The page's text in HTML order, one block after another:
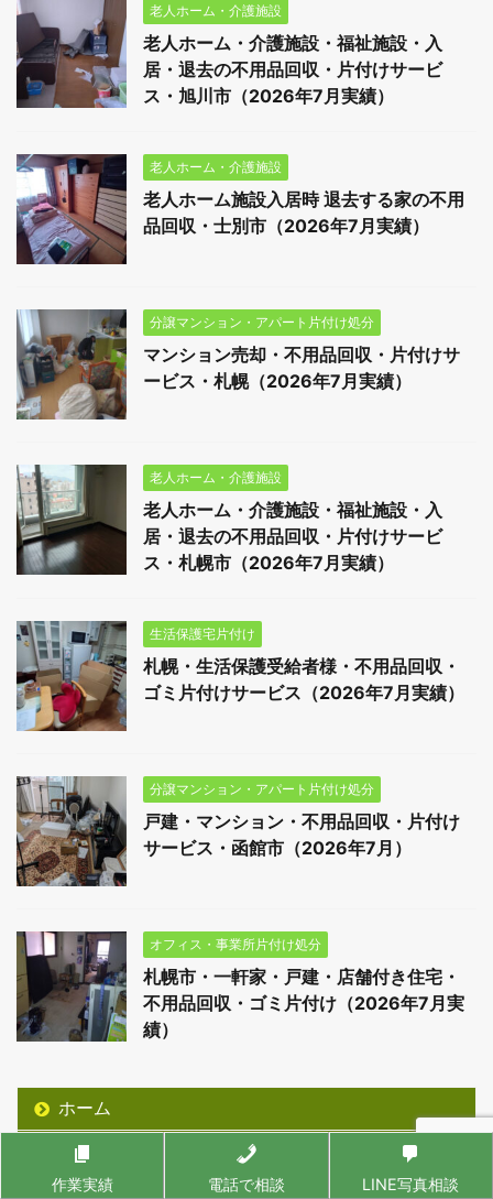
老人ホーム・介護施設
老人ホーム・介護施設・福祉施設・入
居・退去の不用品回収・片付けサービ
ス・旭川市（2026年7月実績）
老人ホーム・介護施設
老人ホーム施設入居時 退去する家の不用
品回収・士別市（2026年7月実績）
分譲マンション・アパート片付け処分
マンション売却・不用品回収・片付けサ
ービス・札幌（2026年7月実績）
老人ホーム・介護施設
老人ホーム・介護施設・福祉施設・入
居・退去の不用品回収・片付けサービ
ス・札幌市（2026年7月実績）
生活保護宅片付け
札幌・生活保護受給者様・不用品回収・
ゴミ片付けサービス（2026年7月実績）
分譲マンション・アパート片付け処分
戸建・マンション・不用品回収・片付け
サービス・函館市（2026年7月）
オフィス・事業所片付け処分
札幌市・一軒家・戸建・店舗付き住宅・
不用品回収・ゴミ片付け（2026年7月実
績）
ホーム
不用品回収実績
不動産売却に伴う不用品回収
作業実績 電話で相談 LINE写真相談